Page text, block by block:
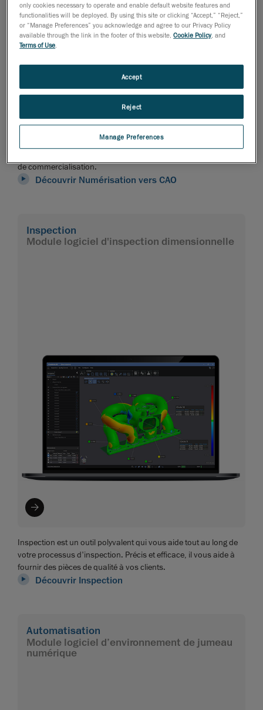
Numérisation vers CAO est un assistant intelligent qui vous aide
avec votre développement de produits. Intuitif et efficace, il
de commercialisation.
Découvrir Numérisation vers CAO
Inspection
Module logiciel d'inspection dimensionnelle
Inspection est un outil polyvalent qui vous aide tout au long de
votre processus d'inspection. Précis et efficace, il vous aide à
fournir des pièces de qualité à vos clients.
Découvrir Inspection
Automatisation
Module logiciel d’environnement de jumeau
numérique
only cookies necessary to operate and enable default website features and
functionalities will be deployed. By using this site or clicking “Accept,” “Reject,”
or “Manage Preferences” you acknowledge and agree to our Privacy Policy
available through the link in the footer of this website,Cookie Policy, and
Terms of Use.
Manage Preferences
Reject
Accept